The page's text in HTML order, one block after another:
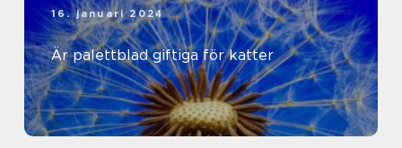
16. januari 2024
Är palettblad giftiga för katter